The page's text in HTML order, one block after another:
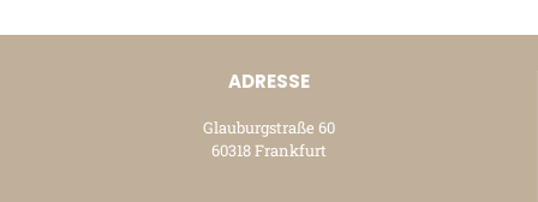
ADRESSE
Glauburgstraße 60
60318 Frankfurt